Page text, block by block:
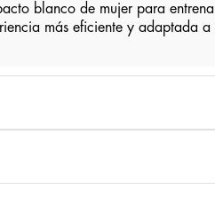
blanco de mujer para
más eficiente y adaptada